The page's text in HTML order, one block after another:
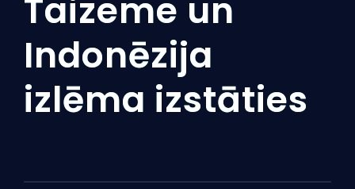
Taizeme un
Indonēzija
izlēma izstāties